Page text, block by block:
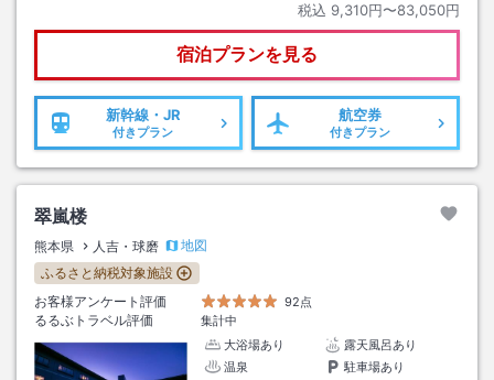
税込 9,310円〜83,050円
宿泊プランを見る
新幹線・JR
付きプラン
航空券
付きプラン
翠嵐楼
熊本県 人吉・球磨
地図
ふるさと納税対象施設
お客様アンケート評価
92点
るるぶトラベル評価
集計中
大浴場あり
露天風呂あり
温泉
駐車場あり